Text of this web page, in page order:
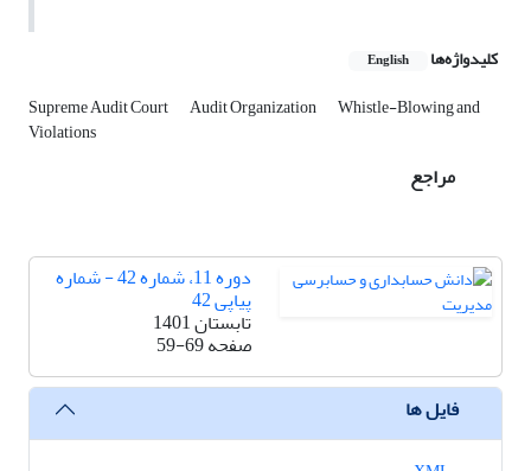
کلیدواژه‌ها English
Supreme Audit Court Audit Organization Whistle-Blowing and
Violations
مراجع
دوره 11، شماره 42 - شماره
پیاپی 42
تابستان 1401
صفحه59-69
فایل ها